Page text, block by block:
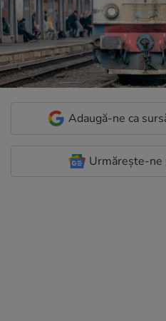
Adaugă-ne ca
Urmărește-ne